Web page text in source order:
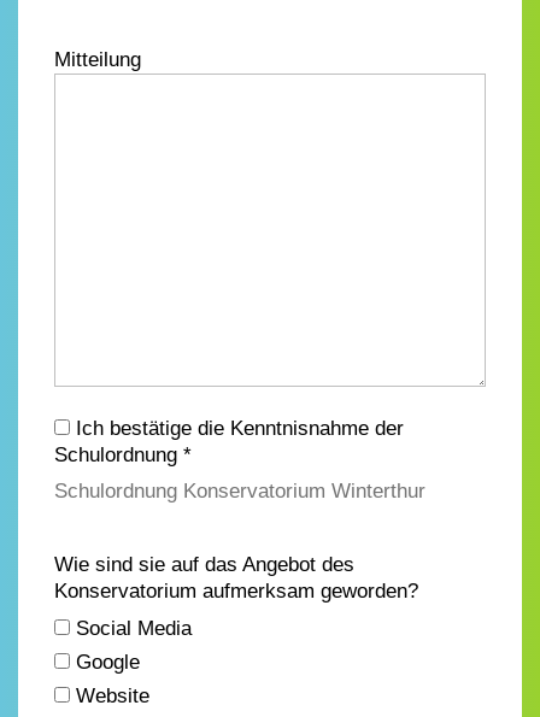
Mitteilung
Ich bestätige die Kenntnisnahme der
Schulordnung *
Schulordnung Konservatorium Winterthur
Wie sind sie auf das Angebot des
Konservatorium aufmerksam geworden?
Social Media
Google
Website